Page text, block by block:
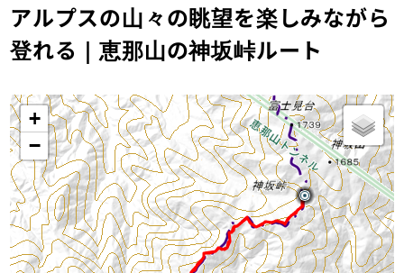
アルプスの山々の眺望を楽しみながら
登れる｜恵那山の神坂峠ルート
+
−